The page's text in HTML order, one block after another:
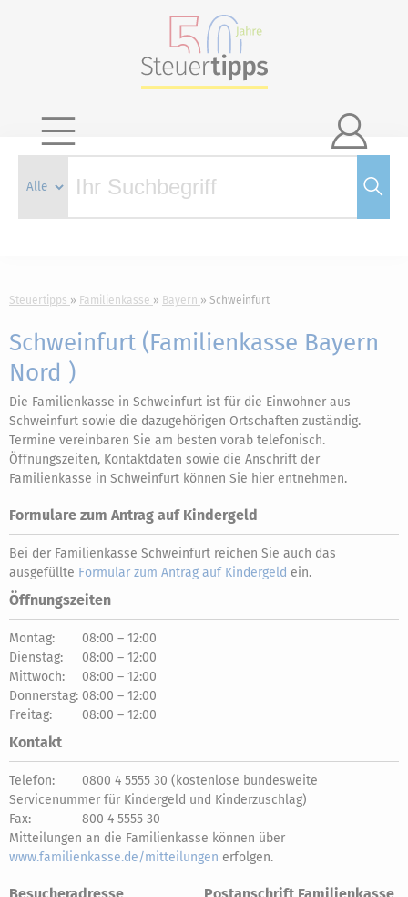

Steuertipps Familienkasse Bayern Schweinfurt
Schweinfurt (Familienkasse Bayern
Nord )
Die Familienkasse in Schweinfurt ist für die Einwohner aus
Schweinfurt sowie die dazugehörigen Ortschaften zuständig.
Termine vereinbaren Sie am besten vorab telefonisch.
Öffnungszeiten, Kontaktdaten sowie die Anschrift der
Familienkasse in Schweinfurt können Sie hier entnehmen.
Formulare zum Antrag auf Kindergeld
Bei der Familienkasse Schweinfurt reichen Sie auch das
ausgefüllte Formular zum Antrag auf Kindergeld ein.
Öffnungszeiten
Montag:
08:00 – 12:00
Dienstag:
08:00 – 12:00
Mittwoch:
08:00 – 12:00
Donnerstag: 08:00 – 12:00
Freitag:
08:00 – 12:00
Kontakt
Telefon:
0800 4 5555 30 (kostenlose bundesweite
Servicenummer für Kindergeld und Kinderzuschlag)
Fax:
800 4 5555 30
Mitteilungen an die Familienkasse können über
www.familienkasse.de/mitteilungen erfolgen.